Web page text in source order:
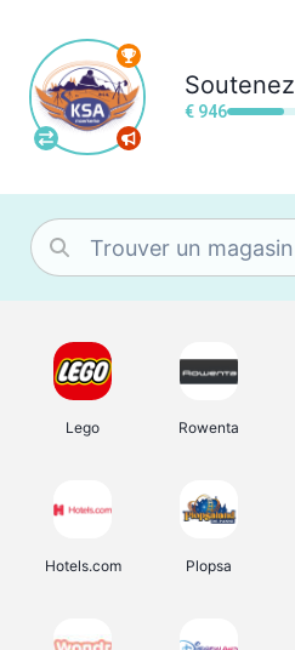
Soutenez
€ 946
Lego Rowenta
Hotels.com Plopsa